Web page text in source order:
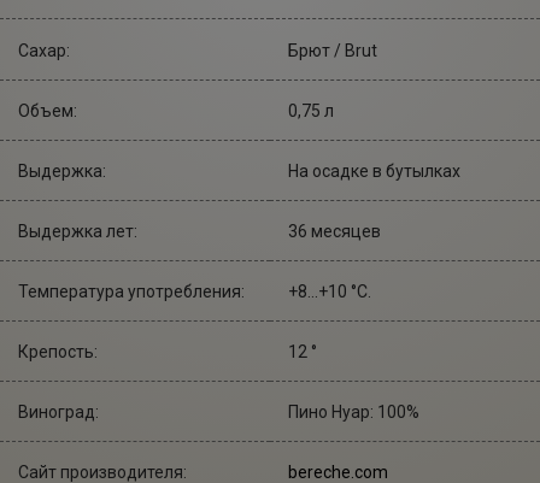
Сахар: Брют / Brut
Объем: 0,75 л
Выдержка: На осадке в бутылках
Выдержка лет: 36 месяцев
Температура употребления: +8...+10 °С.
Крепость: 12 °
Виноград: Пино Нуар: 100%
Сайт производителя: bereche.com